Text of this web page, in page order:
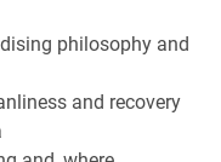
philosophy and
and recovery